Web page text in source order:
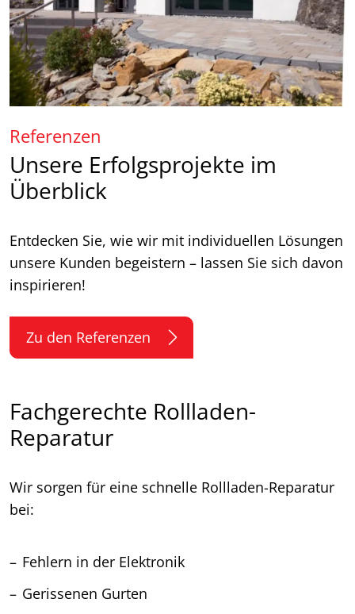
Referenzen
Unsere Erfolgsprojekte im
Überblick
Entdecken Sie, wie wir mit individuellen Lösungen
unsere Kunden begeistern – lassen Sie sich davon
inspirieren!
Zu den Referenzen
Fachgerechte Rollladen-
Reparatur
Wir sorgen für eine schnelle Rollladen-Reparatur
bei:
Fehlern in der Elektronik
Gerissenen Gurten